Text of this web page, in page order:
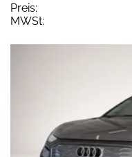
Preis:
MWSt: